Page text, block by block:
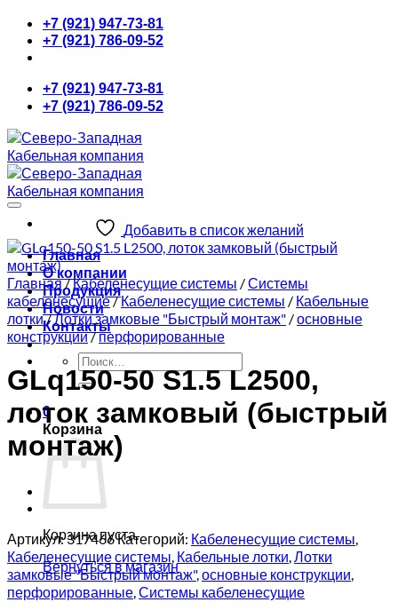
Skip
content
+7 (921) 947-73-81
+7 (921) 786-09-52
+7 (921) 947-73-81
+7 (921) 786-09-52
Главная
О компании
Продукция
Новости
Контакты
Искать:
0
Корзина
Корзина пуста.
Вернуться в магазин
Добавить в список желаний
Главная/Кабеленесущие системы /Системы
кабеленесущие/ Кабеленесущие системы / Кабельные
лотки/Лотки замковые "Быстрый монтаж" /основные
конструкции/перфорированные
GLq150-50 S1.5 L2500,
лоток замковый (быстрый
монтаж)
Артикул:317466Категорий: Кабеленесущие системы,
Кабеленесущие системы, Кабельные лотки,Лотки
замковые "Быстрый монтаж",основные конструкции,
перфорированные,Системы кабеленесущие